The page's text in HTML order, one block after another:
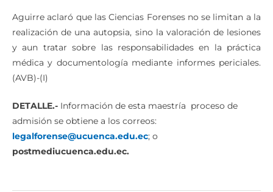
Aguirre aclaró que las Ciencias Forenses no se limitan a la
realización de una autopsia, sino la valoración de lesiones
y aun tratar sobre las responsabilidades en la práctica
médica y documentología mediante informes periciales.
(AVB)-(I)
DETALLE.- Información de esta maestría proceso de
admisión se obtiene a los correos:
legalforense@ucuenca.edu.ec; o
postmediucuenca.edu.ec.